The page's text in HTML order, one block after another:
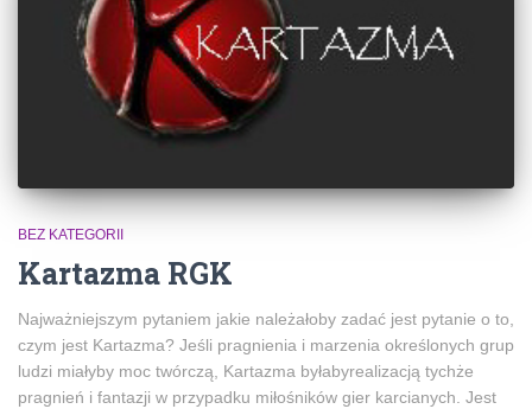
BEZ KATEGORII
Kartazma RGK
Najważniejszym pytaniem jakie należałoby zadać jest pytanie o to,
czym jest Kartazma? Jeśli pragnienia i marzenia określonych grup
ludzi miałyby moc twórczą, Kartazma byłabyrealizacją tychże
pragnień i fantazji w przypadku miłośników gier karcianych. Jest